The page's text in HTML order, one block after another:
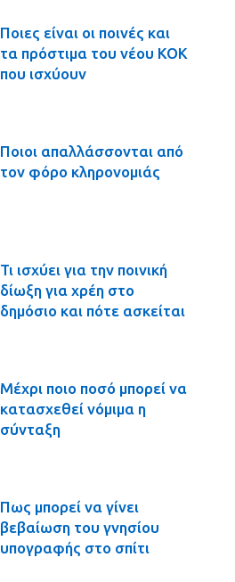
Ποιες είναι οι ποινές και
τα πρόστιμα του νέου ΚΟΚ
που ισχύουν
Ποιοι απαλλάσσονται από
τον φόρο κληρονομιάς
Τι ισχύει για την ποινική
δίωξη για χρέη στο
δημόσιο και πότε ασκείται
Μέχρι ποιο ποσό μπορεί να
κατασχεθεί νόμιμα η
σύνταξη
Πως μπορεί να γίνει
βεβαίωση του γνησίου
υπογραφής στο σπίτι